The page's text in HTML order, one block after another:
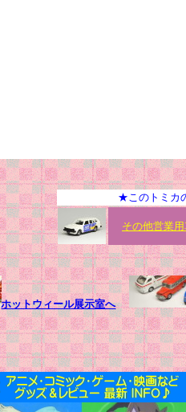
★このトミカ
その他営業
ホットウィール展示室へ